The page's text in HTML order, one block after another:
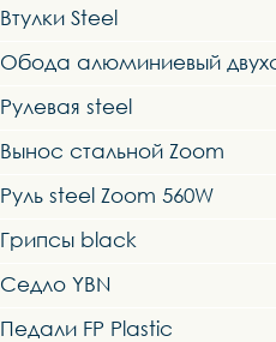
Втулки Steel
Обода алюминиевый
Рулевая steel
Вынос стальной Zoom
Руль steel Zoom 560W
Грипсы black
Седло YBN
Педали FP Plastic